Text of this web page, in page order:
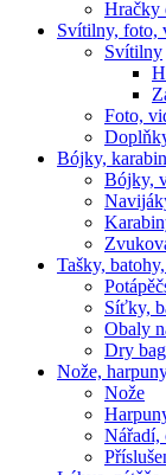
Hračky
Svítilny, foto,
Svítilny
Foto,
Bójky,
Bójky,
Tašky,
Síťky,
Obaly
Dry
Nože,
Nože
Nářadí,